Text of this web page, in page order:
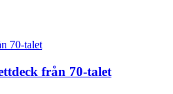
från 70-talet